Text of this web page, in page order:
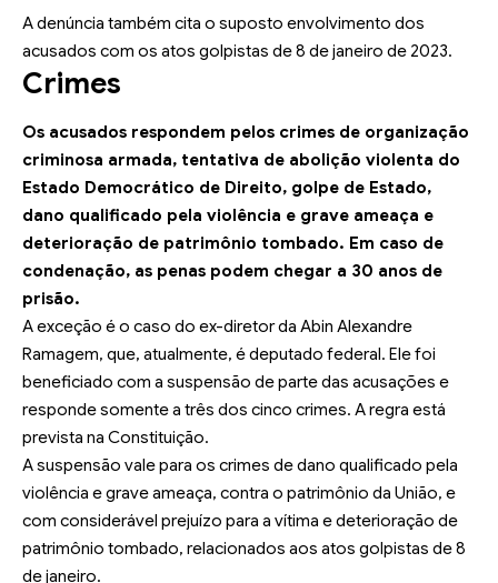
A denúncia também cita o suposto envolvimento dos
acusados com os atos golpistas de 8 de janeiro de 2023.
Crimes
Os acusados respondem pelos crimes de organização
criminosa armada, tentativa de abolição violenta do
Estado Democrático de Direito, golpe de Estado,
dano qualificado pela violência e grave ameaça e
deterioração de patrimônio tombado. Em caso de
condenação, as penas podem chegar a 30 anos de
prisão.
A exceção é o caso do ex-diretor da Abin Alexandre
Ramagem, que, atualmente, é deputado federal. Ele foi
beneficiado com a suspensão de parte das acusações e
responde somente a três dos cinco crimes. A regra está
prevista na Constituição.
A suspensão vale para os crimes de dano qualificado pela
violência e grave ameaça, contra o patrimônio da União, e
com considerável prejuízo para a vítima e deterioração de
patrimônio tombado, relacionados aos atos golpistas de 8
de janeiro.